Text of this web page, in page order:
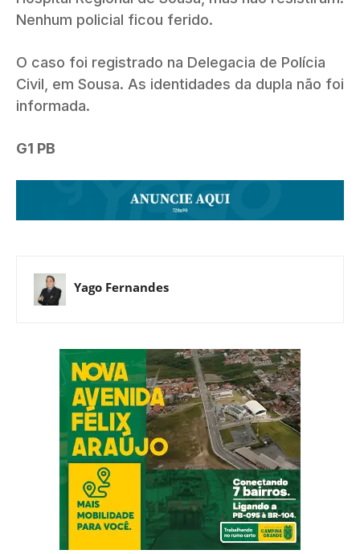
Nenhum policial ficou ferido.
O caso foi registrado na Delegacia de Polícia
Civil, em Sousa. As identidades da dupla não foi
informada.
G1 PB
Yago Fernandes